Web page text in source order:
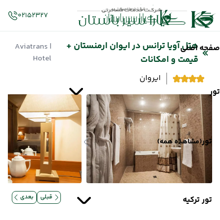
صفحه اصلی
تور
تور(مشاهده همه)
تور ترکیه
02152327
هتل آویا ترانس در ایوان ارمنستان +
قیمت و امکانات
| Aviatrans
Hotel
ایروان
قبلی بعدی